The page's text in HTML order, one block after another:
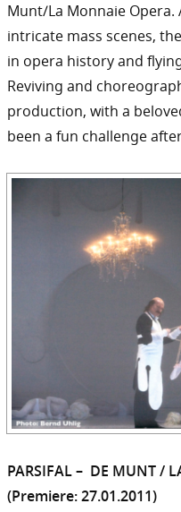
Munt/La Monnaie
intricate mass scenes,
in opera history and
Reviving and
production, with a
been a fun challenge
PARSIFAL – DE MUNT /
(Premiere: 27.01.2011)